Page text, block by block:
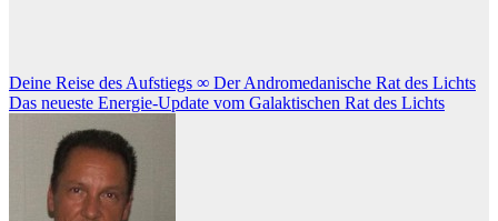
Beitragsnavigation
Deine Reise des Aufstiegs ∞ Der Andromedanische Rat des Lichts
Das neueste Energie-Update vom Galaktischen Rat des Lichts